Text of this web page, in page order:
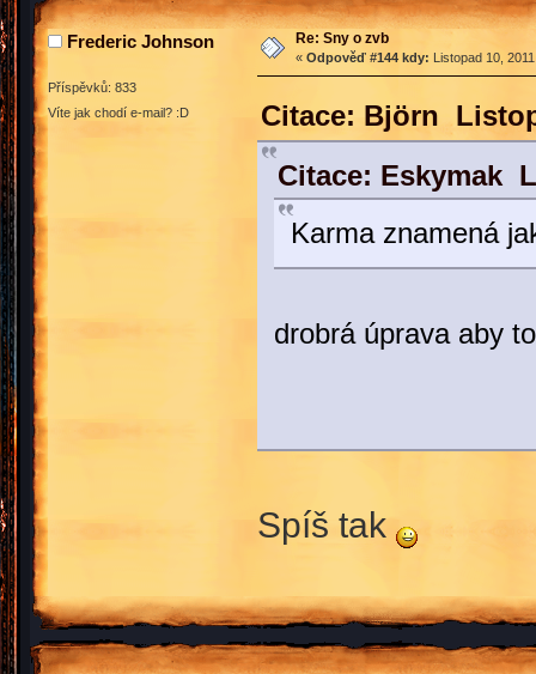
Frederic Johnson
Příspěvků: 833
Víte jak chodí e-mail? :D
Re: Sny o zvb
« Odpověď #144 kdy: Listopad 10,
Citace: Björn
Citace: Eskymak
Karma znamená
drobrá úprava aby
Spíš tak